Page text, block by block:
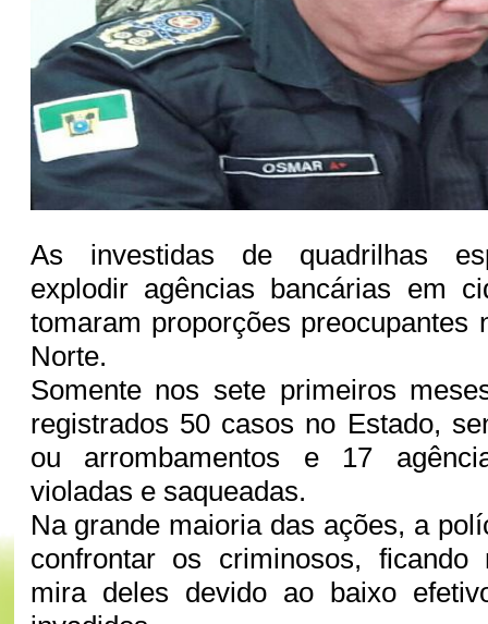
As investidas de quadrilhas
explodir agências bancárias em
tomaram proporções preocupantes
Norte.
Somente nos sete primeiros
registrados 50 casos no Estado,
ou arrombamentos e 17
violadas e saqueadas.
Na grande maioria das ações, a
confrontar os criminosos,
mira deles devido ao baixo